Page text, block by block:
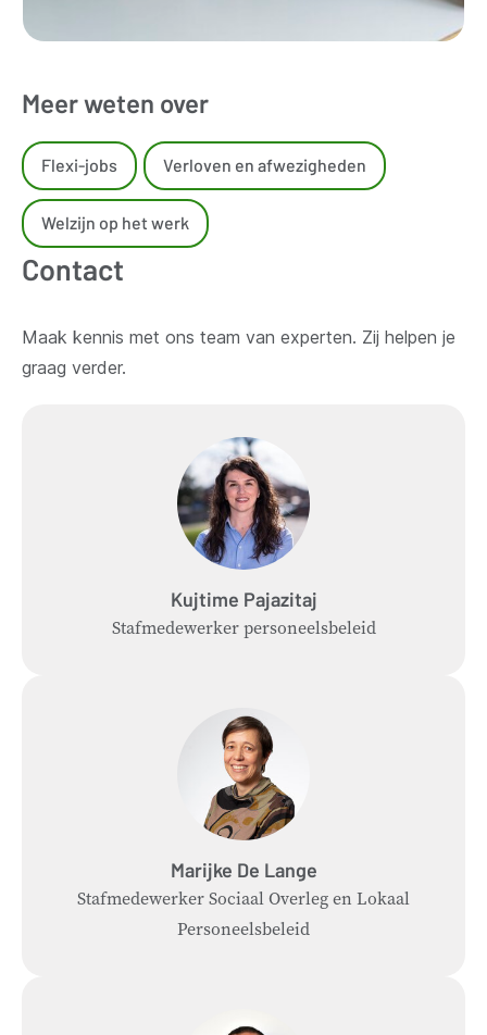
Meer weten over
Flexi-jobs Verloven en afwezigheden
Welzijn op het werk
Contact
Maak kennis met ons team van experten. Zij helpen je
graag verder.
Kujtime Pajazitaj
Stafmedewerker personeelsbeleid
Marijke De Lange
Stafmedewerker Sociaal Overleg en Lokaal
Personeelsbeleid